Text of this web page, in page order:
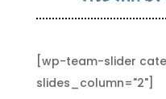
[wp-team-slider
slides_column="2"]